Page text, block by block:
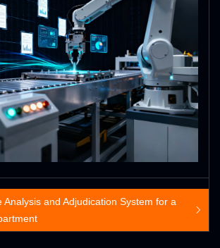
Analysis and Adjudication System for a